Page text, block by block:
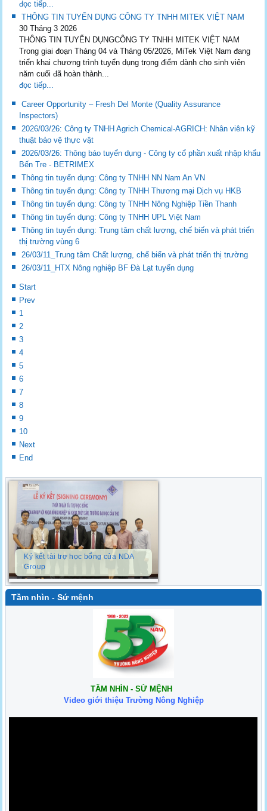
đọc tiếp...
THÔNG TIN TUYỂN DỤNG CÔNG TY TNHH MITEK VIỆT NAM
30 Tháng 3 2026
THÔNG TIN TUYỂN DỤNGCÔNG TY TNHH MITEK VIỆT NAM
Trong giai đoạn Tháng 04 và Tháng 05/2026, MiTek Việt Nam đang
triển khai chương trình tuyển dụng trọng điểm dành cho sinh viên
năm cuối đã hoàn thành...
đọc tiếp...
Career Opportunity – Fresh Del Monte (Quality Assurance
Inspectors)
2026/03/26: Công ty TNHH Agrich Chemical-AGRICH: Nhân viên kỹ
thuật bảo vệ thực vật
2026/03/26: Thông báo tuyển dụng - Công ty cổ phần xuất nhập khẩu
Bến Tre - BETRIMEX
Thông tin tuyển dụng: Công ty TNHH NN Nam An VN
Thông tin tuyển dụng: Công ty TNHH Thương mại Dịch vụ HKB
Thông tin tuyển dụng: Công ty TNHH Nông Nghiệp Tiền Thanh
Thông tin tuyển dụng: Công ty TNHH UPL Việt Nam
Thông tin tuyển dụng: Trung tâm chất lượng, chế biến và phát triển
thị trường vùng 6
26/03/11_Trung tâm Chất lượng, chế biến và phát triển thị trường
26/03/11_HTX Nông nghiệp BF Đà Lạt tuyển dụng
Start
Prev
1
2
3
4
5
6
7
8
9
10
Next
End
Ký kết tài trợ học bổng của NDA
Group
Tầm nhìn - Sứ mệnh
TẦM NHÌN - SỨ MỆNH
Video giới thiệu Trường Nông Nghiệp